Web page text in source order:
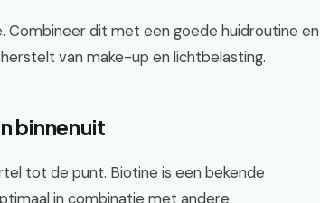
Combineer dit met een goede huidroutine en
van make-up en lichtbelasting.
binnenuit
tot de punt. Biotine is een bekende
in combinatie met andere